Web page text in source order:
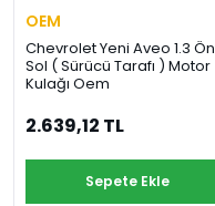
OEM
Chevrolet Yeni Aveo 1.3 Ön
Sol ( Sürücü Tarafı ) Motor
Kulağı Oem
2.639,12 TL
Sepete Ekle